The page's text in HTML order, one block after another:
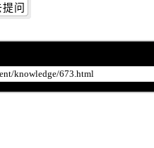
前预约）
提前预约）
（需提前预约）
售后服务中心（需提前预约）
问